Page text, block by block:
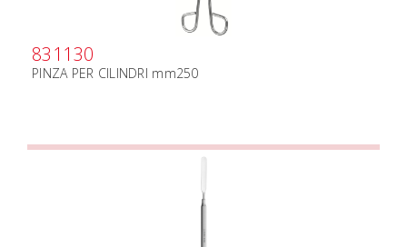
831130
PINZA PER CILINDRI mm250